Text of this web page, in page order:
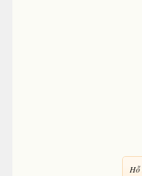
Hỗ